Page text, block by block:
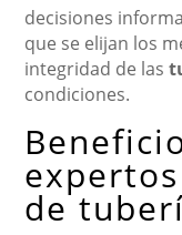
decisiones
que se elijan los
integridad de las
condiciones.
de